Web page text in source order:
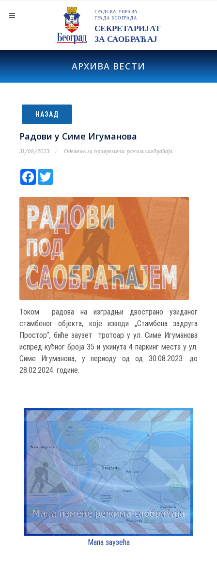
АРХИВА ВЕСТИ
НАЗАД
Радови у Симе Игуманова
31/08/2023 Одељење за привремени режим саобраћаја
Facebook
Током радова на изградњи двострано узиданог
стамбеног објекта, које изводи „Стамбена задруга
Простор“, биће заузет тротоар у ул. Симе Игуманова
испред кућног броја 35 и укинута 4 паркинг места у ул.
Симе Игуманова, у периоду од од 30.08.2023. до
28.02.2024. године.
Мапа заузећа